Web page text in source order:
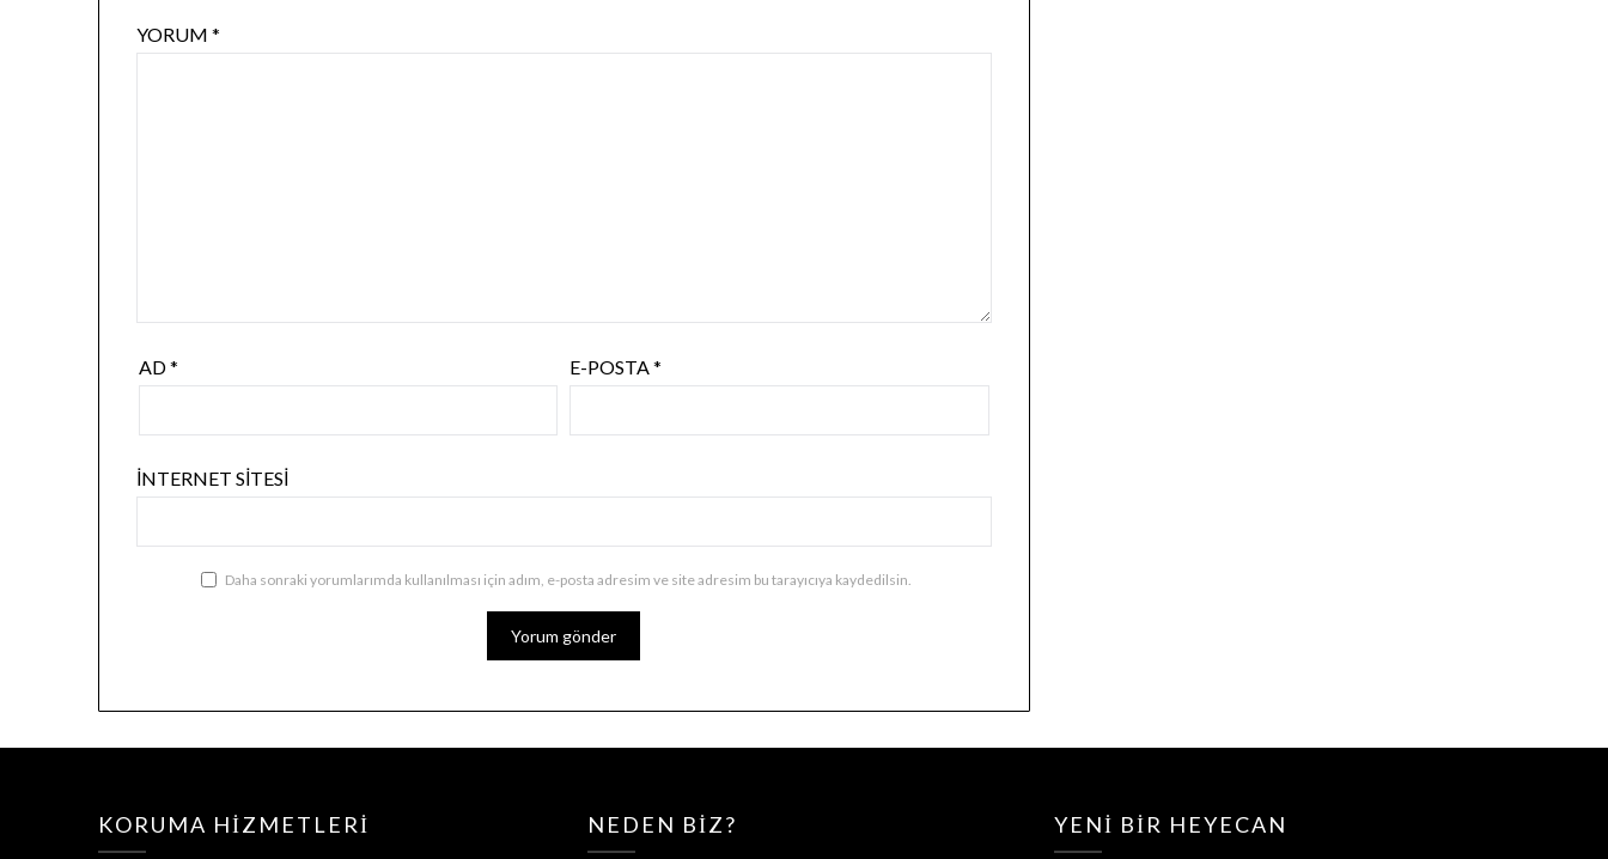
YORUM*
AD* E-POSTA*
İNTERNET SITESI
Daha sonraki yorumlarımda kullanılması için adım, e-posta adresim ve site adresim bu tarayıcıya kaydedilsin.
KORUMA HIZMETLERI NEDEN BIZ? YENI BIR HEYECAN